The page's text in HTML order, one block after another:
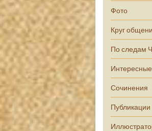
Фото
Круг
По следам
Сочинения
Публикации